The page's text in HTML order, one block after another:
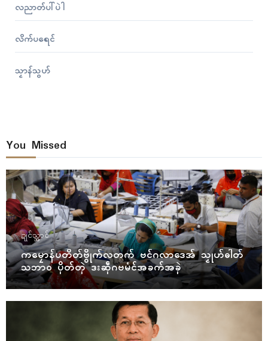
လညာတ်ပါ်ပဲါ
လိက်ပရေၚ်
သၟာန်သွဟ်
You Missed
ဍုၚ်သ္အာၚ်
ကမၠောန်ပတိတ်ဗွိုက်လတက် ဗင်ဂလာဒေအ် သၟုဟ်ဓါတ်
သဘာဝ ပိုတ်တုဲ ဒးဆဵုဂဗမံၚ်အခက်အခုဲ